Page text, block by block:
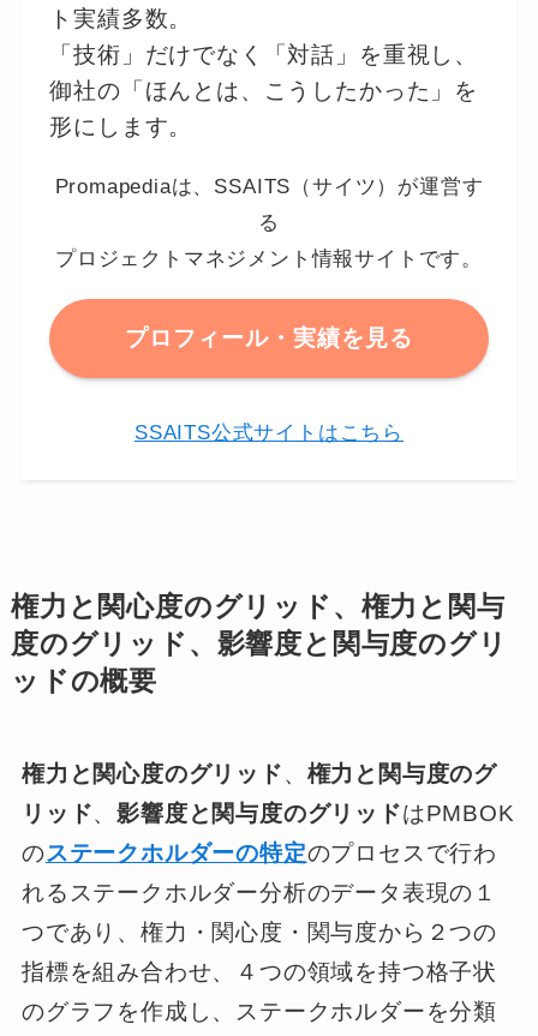
ト実績多数。
「技術」だけでなく「対話」を重視し、
御社の「ほんとは、こうしたかった」を
形にします。
Promapediaは、SSAITS（サイツ）が運営す
る
プロジェクトマネジメント情報サイトです。
プロフィール・実績を見る
SSAITS公式サイトはこちら
権力と関心度のグリッド、権力と関与
度のグリッド、影響度と関与度のグリ
ッドの概要
権力と関心度のグリッド、 権力と関与度のグ
リッド、影響度と関与度のグリッドはPMBOK
のステークホルダーの特定のプロセスで行わ
れるステークホルダー分析のデータ表現の１
つであり、権力・関心度・関与度から２つの
指標を組み合わせ、４つの領域を持つ格子状
のグラフを作成し、ステークホルダーを分類